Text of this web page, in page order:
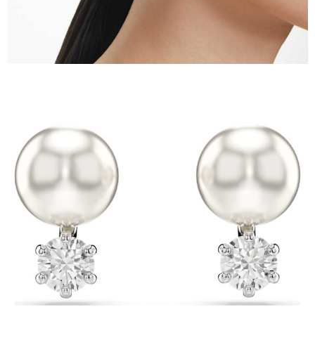
恩沛科技股份有限公司將有權停止該用戶之使用額度並採取法律行動。